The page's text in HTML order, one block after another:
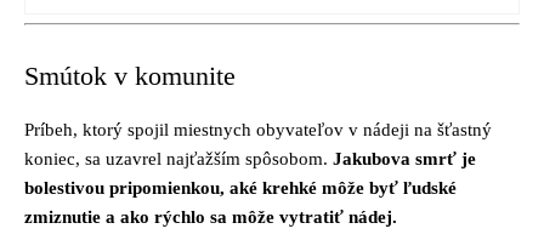
Smútok v komunite
Príbeh, ktorý spojil miestnych obyvateľov v nádeji na šťastný
koniec, sa uzavrel najťažším spôsobom. Jakubova smrť je
bolestivou pripomienkou, aké krehké môže byť ľudské
zmiznutie a ako rýchlo sa môže vytratiť nádej.